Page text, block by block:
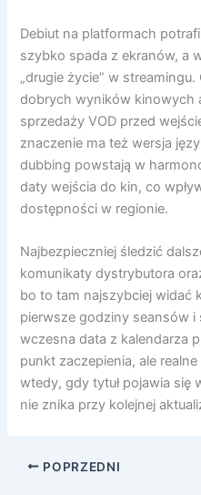
Debiut na platformach
szybko spada z ekranów, a
„drugie życie” w
dobrych wyników kinowych
sprzedaży VOD przed
znaczenie ma też wersja
dubbing powstają w
daty wejścia do kin, co
dostępności w regionie.
Najbezpieczniej śledzić
komunikaty dystrybutora
bo to tam najszybciej widać
pierwsze godziny seansów i
wczesna data z kalendarza
punkt zaczepienia, ale
wtedy, gdy tytuł pojawia
nie znika przy kolejnej
POPRZEDNI